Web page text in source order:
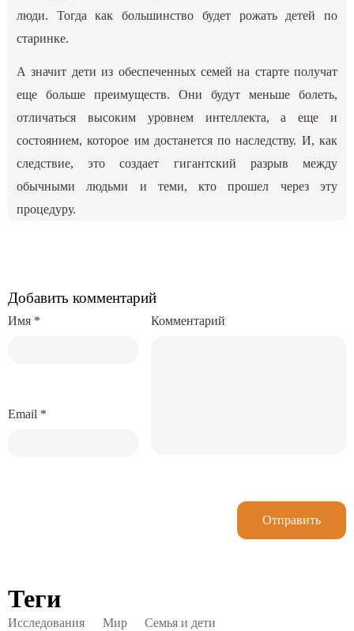
люди. Тогда как большинство будет рожать детей по
старинке.
А значит дети из обеспеченных семей на старте получат
еще больше преимуществ. Они будут меньше болеть,
отличаться высоким уровнем интеллекта, а еще и
состоянием, которое им достанется по наследству. И, как
следствие, это создает гигантский разрыв между
обычными людьми и теми, кто прошел через эту
процедуру.
Добавить комментарий
Комментарий
Имя *
Email *
Отправить
Теги
Исследования Мир Семья и дети